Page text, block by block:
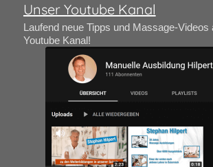
Unser Youtube Kanal
Laufend neue Tipps und Massage-Videos
Youtube Kanal!